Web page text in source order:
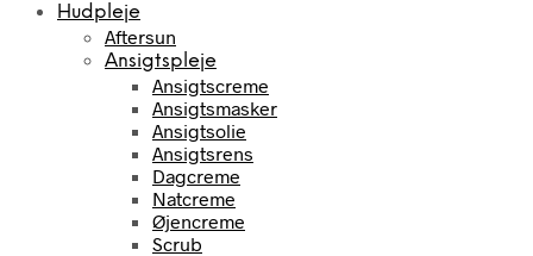
Hudpleje
Aftersun
Ansigtspleje
Ansigtscreme
Ansigtsmasker
Ansigtsolie
Ansigtsrens
Dagcreme
Natcreme
Øjencreme
Scrub